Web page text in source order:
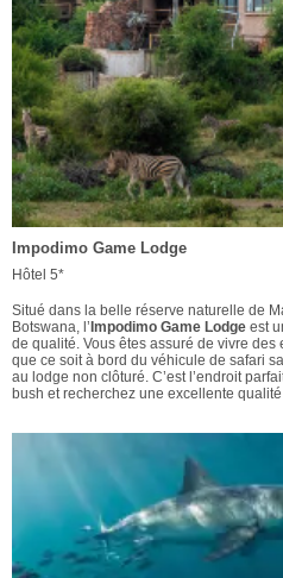
Impodimo Game Lodge
Hôtel 5*
Situé dans la belle réserve naturelle de
Botswana, l’ Impodimo Game Lodge est
de qualité. Vous êtes assuré de vivre
que ce soit à bord du véhicule de safari
au lodge non clôturé. C’est l’endroit
bush et recherchez une excellente